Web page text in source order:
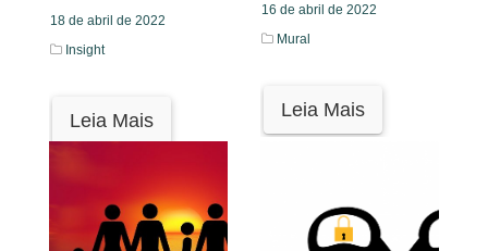
18 de abril de 2022
Insight
Leia Mais
16 de abril de 2022
Mural
Leia Mais